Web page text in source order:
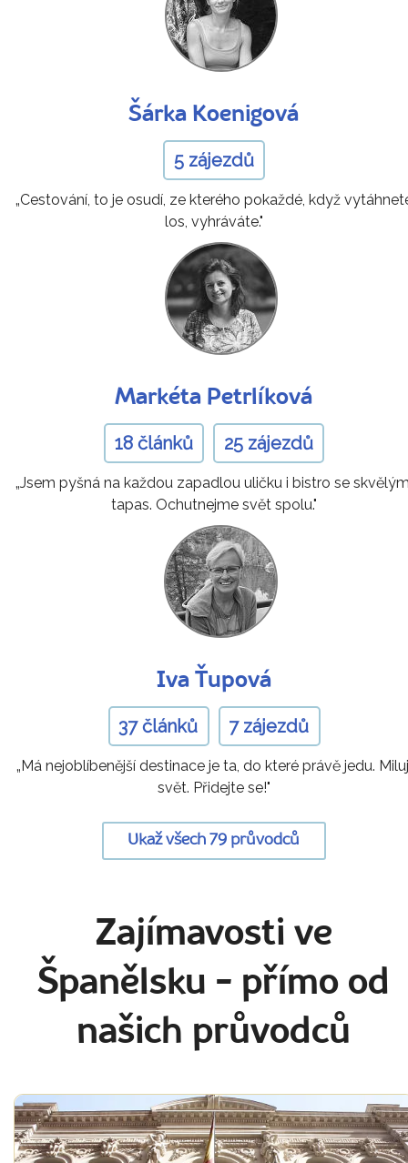
Šárka Koenigová
5 zájezdů
„Cestování, to je osudí, ze kterého pokaždé, když
los, vyhráváte."
Markéta Petrlíková
18 článků 25 zájezdů
„Jsem pyšná na každou zapadlou uličku i bistro se
tapas. Ochutnejme svět spolu."
Iva Ťupová
37 článků 7 zájezdů
„Má nejoblíbenější destinace je ta, do které právě jedu.
svět. Přidejte se!"
Ukaž všech 79 průvodců
Zajímavosti ve
Španělsku - přímo od
našich průvodců